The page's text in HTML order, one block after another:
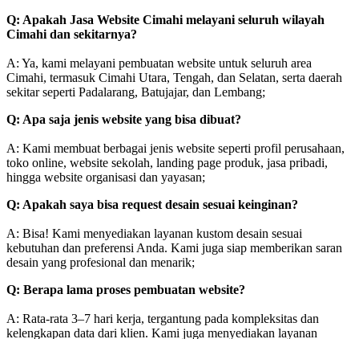
Q: Apakah Jasa Website Cimahi melayani seluruh wilayah
Cimahi dan sekitarnya?
A: Ya, kami melayani pembuatan website untuk seluruh area
Cimahi, termasuk Cimahi Utara, Tengah, dan Selatan, serta daerah
sekitar seperti Padalarang, Batujajar, dan Lembang;
Q: Apa saja jenis website yang bisa dibuat?
A: Kami membuat berbagai jenis website seperti profil perusahaan,
toko online, website sekolah, landing page produk, jasa pribadi,
hingga website organisasi dan yayasan;
Q: Apakah saya bisa request desain sesuai keinginan?
A: Bisa! Kami menyediakan layanan kustom desain sesuai
kebutuhan dan preferensi Anda. Kami juga siap memberikan saran
desain yang profesional dan menarik;
Q: Berapa lama proses pembuatan website?
A: Rata-rata 3–7 hari kerja, tergantung pada kompleksitas dan
kelengkapan data dari klien. Kami juga menyediakan layanan